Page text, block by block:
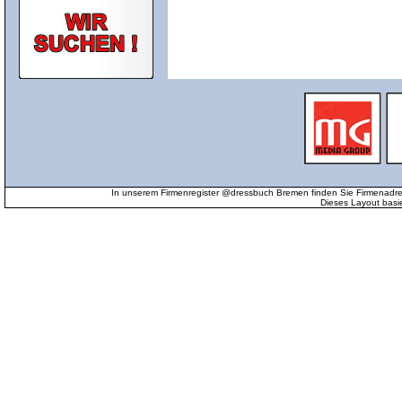
In unserem Firmenregister @dressbuch Bremen finden Sie
Dieses Layout